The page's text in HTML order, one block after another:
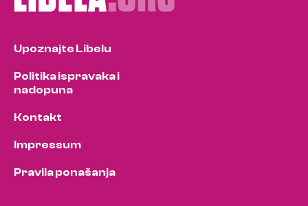
Upoznajte Libelu
Politika ispravaka i
nadopuna
Kontakt
Impressum
Pravila ponašanja